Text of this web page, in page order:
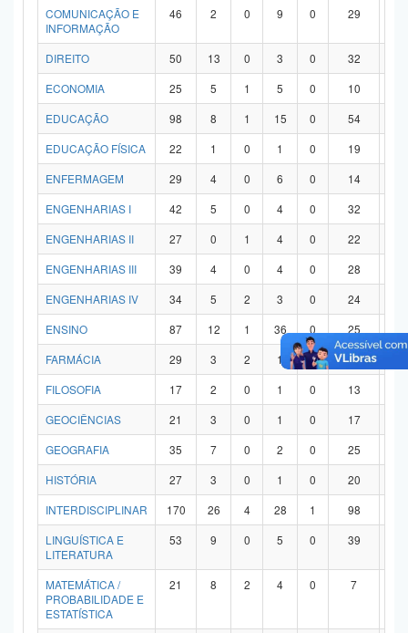
COMUNICAÇÃO E
INFORMAÇÃO
46 2 0 9 0 29
DIREITO 50 13 0 3 0 32
ECONOMIA
25 5 1 5 0 10
EDUCAÇÃO
98 8 1 15 0 54
EDUCAÇÃO FÍSICA
22 1 0 1 0 19
ENFERMAGEM
29 4 0 6 0 14
ENGENHARIAS I
42 5 0 4 0 32
ENGENHARIAS II
27 0 1 4 0 22
ENGENHARIAS III
39 4 0 4 0 28
ENGENHARIAS IV
34 5 2 3 0 24
ENSINO
87 12 1 36 0 25
FARMÁCIA
29 3 2 1 0 21
FILOSOFIA
17 2 0 1 0 13
GEOCIÊNCIAS
21 3 0 1 0 17
GEOGRAFIA
35 7 0 2 0 25
HISTÓRIA
27 3 0 1 0 20
INTERDISCIPLINAR
170 26 4 28 1 98
LINGUÍSTICA E
LITERATURA
53 9 0 5 0 39
MATEMÁTICA /
PROBABILIDADE E
ESTATÍSTICA
21 8 2 4 0 7